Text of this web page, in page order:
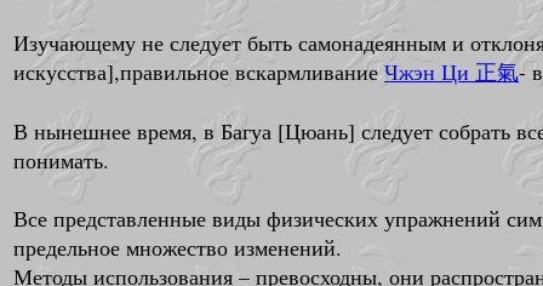
Изучающему не следует быть самонадеянным и
искусства],правильное вскармливаниеЧжэн Ци 正氣-
В нынешнее время, в Багуа [Цюань] следует собрать
понимать.
Все представленные виды физических упражнений
предельное множество изменений.
Методы использования – превосходны, они